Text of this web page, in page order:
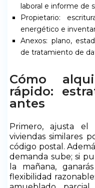
laboral e informe de
Propietario:
energético e
Anexos: plano,
de tratamiento de
Cómo
rápido:
antes
Primero, ajusta el
viviendas similares
código postal.
demanda sube; si
la mañana,
flexibilidad